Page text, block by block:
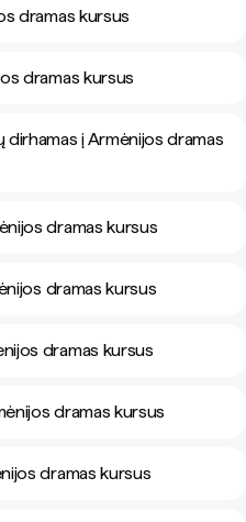
dramas kursus
dramas kursus
dirhamas į Armėnijos dramas
dramas kursus
dramas kursus
dramas kursus
dramas kursus
dramas kursus